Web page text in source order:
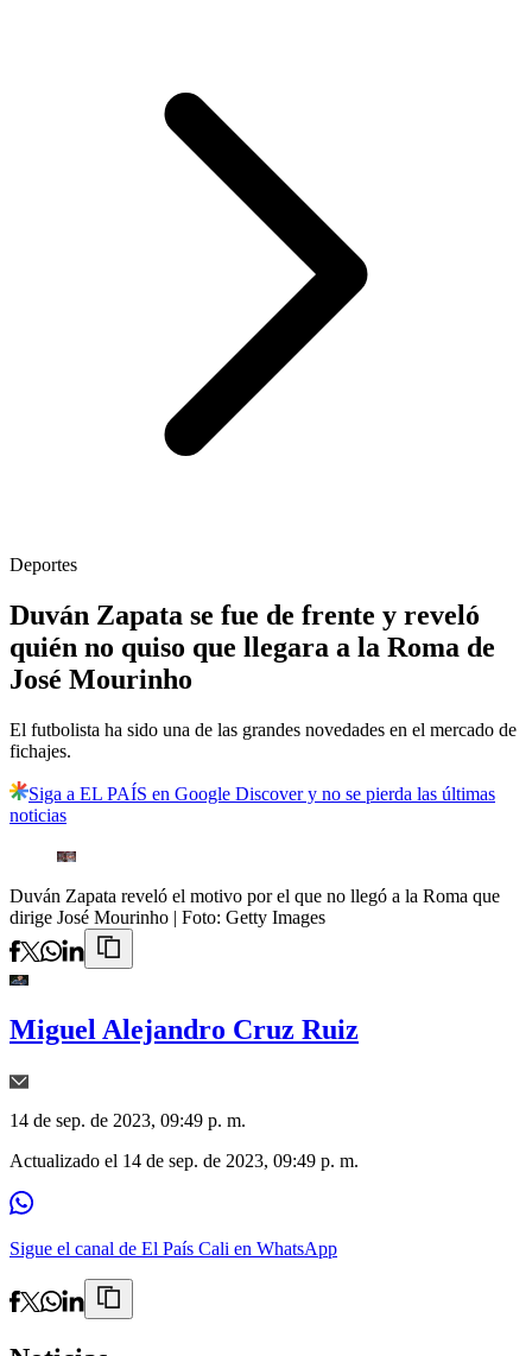
Deportes
Duván Zapata se fue de frente y reveló
quién no quiso que llegara a la Roma de
José Mourinho
El futbolista ha sido una de las grandes novedades en el mercado de
fichajes.
Siga a EL PAÍS en Google Discover y no se pierda las últimas
noticias
Duván Zapata reveló el motivo por el que no llegó a la Roma que
dirige José Mourinho | Foto: Getty Images
Miguel Alejandro Cruz Ruiz
14 de sep. de 2023, 09:49 p. m.
Actualizado el 14 de sep. de 2023, 09:49 p. m.
Sigue el canal de El País Cali en WhatsApp